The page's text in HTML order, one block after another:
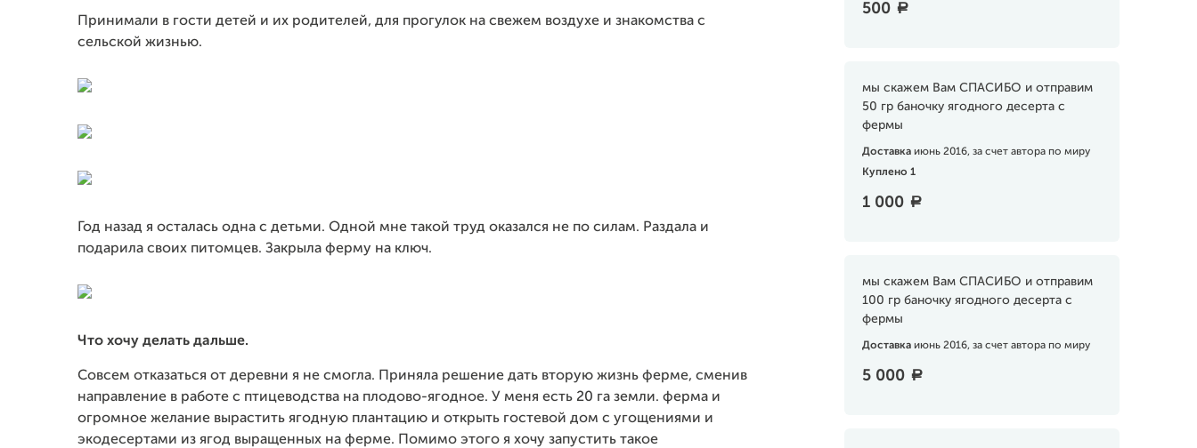
500 a
мы скажем Вам СПАСИБО и отправим
50 гр баночку ягодного десерта с
фермы
Доставка июнь 2016, за счет автора по миру
Куплено 1
1 000 a
мы скажем Вам СПАСИБО и отправим
100 гр баночку ягодного десерта с
фермы
Доставка июнь 2016, за счет автора по миру
5 000 a
Принимали в гости детей и их родителей, для прогулок на свежем воздухе и знакомства с
сельской жизнью.
Год назад я осталась одна с детьми. Одной мне такой труд оказался не по силам. Раздала и
подарила своих питомцев. Закрыла ферму на ключ.
Что хочу делать дальше.
Совсем отказаться от деревни я не смогла. Приняла решение дать вторую жизнь ферме, сменив
направление в работе с птицеводства на плодово-ягодное. У меня есть 20 га земли. ферма и
огромное желание вырастить ягодную плантацию и открыть гостевой дом с угощениями и
экодесертами из ягод выращенных на ферме. Помимо этого я хочу запустить такое